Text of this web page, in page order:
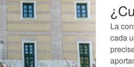
La
cada